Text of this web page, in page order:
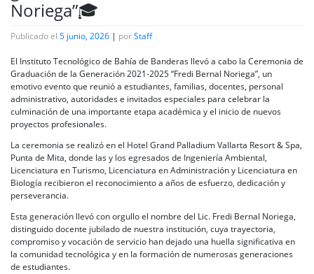
Noriega”🎓
Publicado el 5 junio, 2026 | porStaff
El Instituto Tecnológico de Bahía de Banderas llevó a cabo la Ceremonia de
Graduación de la Generación 2021-2025 “Fredi Bernal Noriega”, un
emotivo evento que reunió a estudiantes, familias, docentes, personal
administrativo, autoridades e invitados especiales para celebrar la
culminación de una importante etapa académica y el inicio de nuevos
proyectos profesionales.
La ceremonia se realizó en el Hotel Grand Palladium Vallarta Resort & Spa,
Punta de Mita, donde las y los egresados de Ingeniería Ambiental,
Licenciatura en Turismo, Licenciatura en Administración y Licenciatura en
Biología recibieron el reconocimiento a años de esfuerzo, dedicación y
perseverancia.
Esta generación llevó con orgullo el nombre del Lic. Fredi Bernal Noriega,
distinguido docente jubilado de nuestra institución, cuya trayectoria,
compromiso y vocación de servicio han dejado una huella significativa en
la comunidad tecnológica y en la formación de numerosas generaciones
de estudiantes.